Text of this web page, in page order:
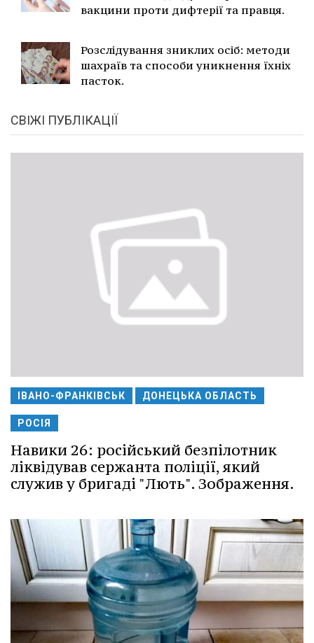
вакцини проти дифтерії та правця.
Розслідування зниклих осіб: методи
шахраїв та способи уникнення їхніх
пасток.
СВІЖІ ПУБЛІКАЦІЇ
ІВАНО-ФРАНКІВСЬК ДОНЕЦЬКА ОБЛАСТЬ
РОСІЯ
Навики 26: російський безпілотник
ліквідував сержанта поліції, який
служив у бригаді "Лють". Зображення.